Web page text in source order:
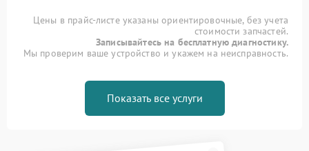
Цены в прайс-листе указаны ориентировочные, без учета
стоимости запчастей.
Записывайтесь на бесплатную диагностику.
Мы проверим ваше устройство и укажем на неисправность.
Показать все услуги